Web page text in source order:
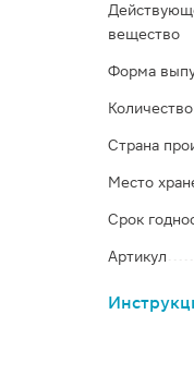
вещество
Форма
Страна
Место
Срок
Артикул